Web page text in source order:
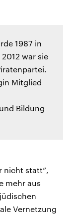
1987 in
war sie
Mitglied
Bildung
nicht statt“,
mehr aus
Vernetzung